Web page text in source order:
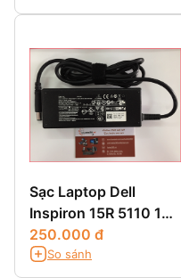
Sạc Laptop Dell
Inspiron 15R 5110 15R
5520 15R SE7520 15Z
5523 15Z 1570
250.000 đ
So sánh